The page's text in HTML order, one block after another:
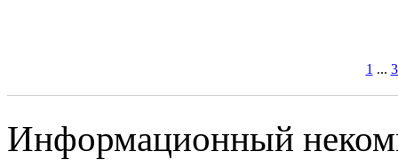
1 ...
Информационный